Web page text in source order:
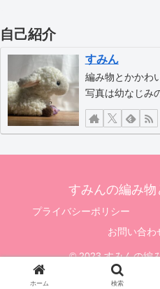
自己紹介
すみん
編み物とかかわ
写真は幼なじみ
すみんの編み
プライバシーポリシー
お問い合わ
© 2023 すみんの編
ホーム 検索